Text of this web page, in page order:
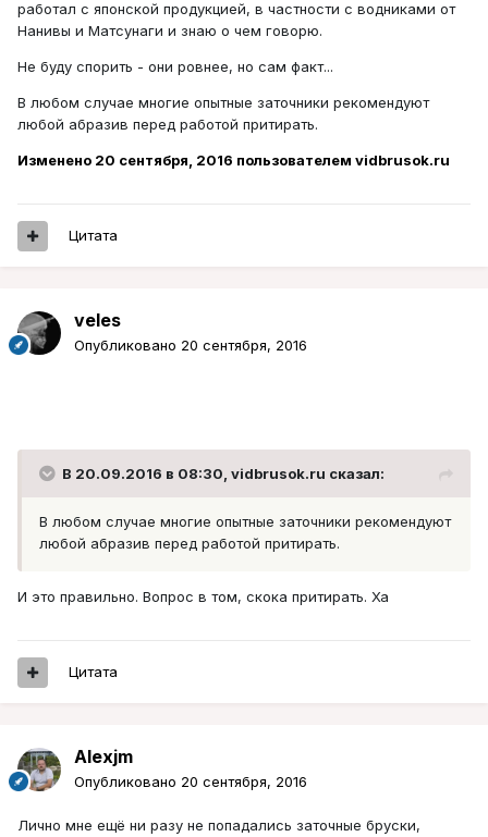
работал с японской продукцией, в частности с водниками от
Нанивы и Матсунаги и знаю о чем говорю.
Не буду спорить - они ровнее, но сам факт...
В любом случае многие опытные заточники рекомендуют
любой абразив перед работой притирать.
Изменено 20 сентября, 2016 пользователем vidbrusok.ru
Цитата
veles
Опубликовано 20 сентября, 2016
В 20.09.2016 в 08:30, vidbrusok.ru сказал:
В любом случае многие опытные заточники рекомендуют
любой абразив перед работой притирать.
И это правильно. Вопрос в том, скока притирать. Ха
Цитата
Alexjm
Опубликовано 20 сентября, 2016
Лично мне ещё ни разу не попадались заточные бруски,